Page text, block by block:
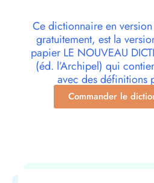
Ce dictionnaire en
gratuitement, est la
papier LE NOUVEAU
(éd. l’Archipel) qui
avec des définitions
Commander le